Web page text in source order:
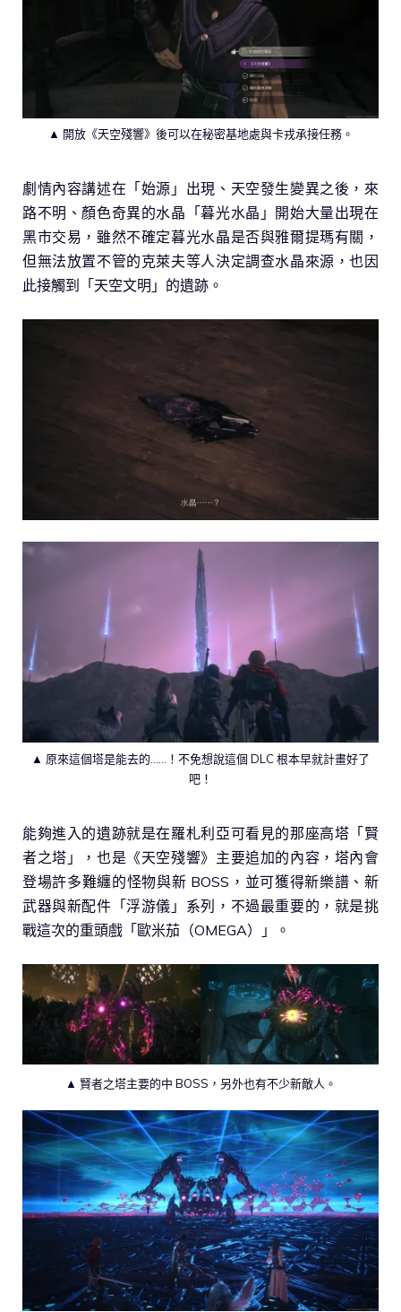
▲ 開放《天空殘響》後可以在秘密基地處與卡戎承接任務。
劇情內容講述在「始源」出現、天空發生變異之後，來
路不明、顏色奇異的水晶「暮光水晶」開始大量出現在
黑市交易，雖然不確定暮光水晶是否與雅爾提瑪有關，
但無法放置不管的克萊夫等人決定調查水晶來源，也因
此接觸到「天空文明」的遺跡。
▲ 原來這個塔是能去的……！不免想說這個 DLC 根本早就計畫好了
吧！
能夠進入的遺跡就是在羅札利亞可看見的那座高塔「賢
者之塔」，也是《天空殘響》主要追加的內容，塔內會
登場許多難纏的怪物與新 BOSS，並可獲得新樂譜、新
武器與新配件「浮游儀」系列，不過最重要的，就是挑
戰這次的重頭戲「歐米茄（OMEGA）」。
▲ 賢者之塔主要的中 BOSS，另外也有不少新敵人。